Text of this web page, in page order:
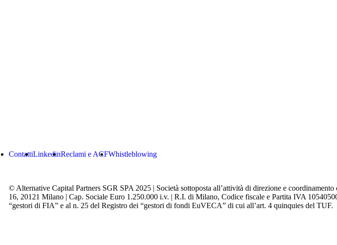
ContattiLinkedinReclami e ACFWhistleblowing
© Alternative Capital Partners SGR SPA 2025 | Società sottoposta all’attività di direzione e
16, 20121 Milano | Cap. Sociale Euro 1.250.000 i.v. | R.I. di Milano, Codice fiscale e Partita IVA
“gestori di FIA” e al n. 25 del Registro dei “gestori di fondi EuVECA” di cui all’art. 4 quinquies del TUF.